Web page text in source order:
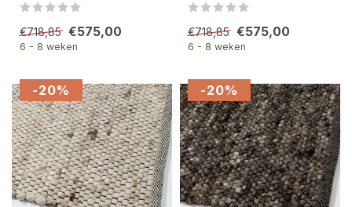
€718,85 €575,00
6 - 8 weken
€718,85 €575,00
6 - 8 weken
-20% -20%